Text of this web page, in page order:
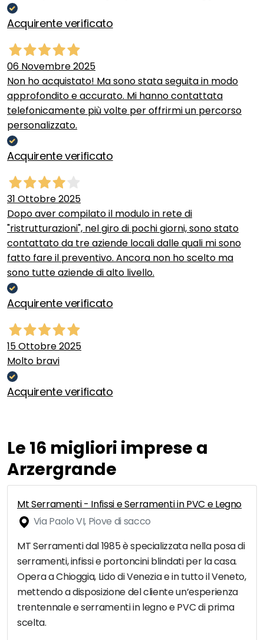
Acquirente verificato
06 Novembre 2025
Non ho acquistato! Ma sono stata seguita in modo
approfondito e accurato. Mi hanno contattata
telefonicamente più volte per offrirmi un percorso
personalizzato.
Acquirente verificato
31 Ottobre 2025
Dopo aver compilato il modulo in rete di
"ristrutturazioni", nel giro di pochi giorni, sono stato
contattato da tre aziende locali dalle quali mi sono
fatto fare il preventivo. Ancora non ho scelto ma
sono tutte aziende di alto livello.
Acquirente verificato
15 Ottobre 2025
Molto bravi
Acquirente verificato
Le 16 migliori imprese a
Arzergrande
Mt Serramenti - Infissi e Serramenti in PVC e Legno
Via Paolo VI, Piove di sacco
MT Serramenti dal 1985 è specializzata nella posa di
serramenti, infissi e portoncini blindati per la casa.
Opera a Chioggia, Lido di Venezia e in tutto il Veneto,
mettendo a disposizione del cliente un’esperienza
trentennale e serramenti in legno e PVC di prima
scelta.